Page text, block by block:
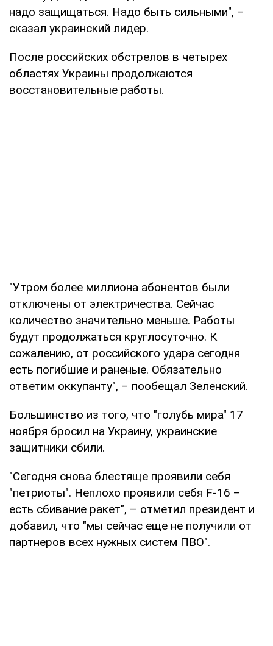
надо защищаться. Надо быть сильными", –
сказал украинский лидер.
После российских обстрелов в четырех
областях Украины продолжаются
восстановительные работы.
"Утром более миллиона абонентов были
отключены от электричества. Сейчас
количество значительно меньше. Работы
будут продолжаться круглосуточно. К
сожалению, от российского удара сегодня
есть погибшие и раненые. Обязательно
ответим оккупанту", – пообещал Зеленский.
Большинство из того, что "голубь мира" 17
ноября бросил на Украину, украинские
защитники сбили.
"Сегодня снова блестяще проявили себя
"петриоты". Неплохо проявили себя F-16 –
есть сбивание ракет", – отметил президент и
добавил, что "мы сейчас еще не получили от
партнеров всех нужных систем ПВО".